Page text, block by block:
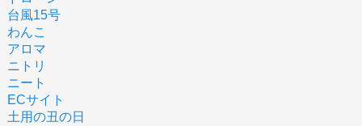
台風15号
わんこ
アロマ
ニトリ
ニート
ECサイト
土用の丑の日